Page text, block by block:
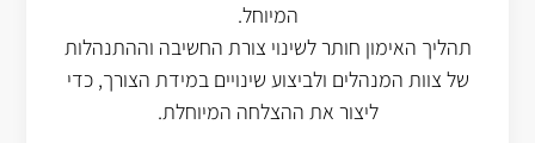
המיוחל.
תהליך האימון חותר לשינוי צורת החשיבה וההתנהלות
של צוות המנהלים ולביצוע שינויים במידת הצורך, כדי
ליצור את ההצלחה המיוחלת.